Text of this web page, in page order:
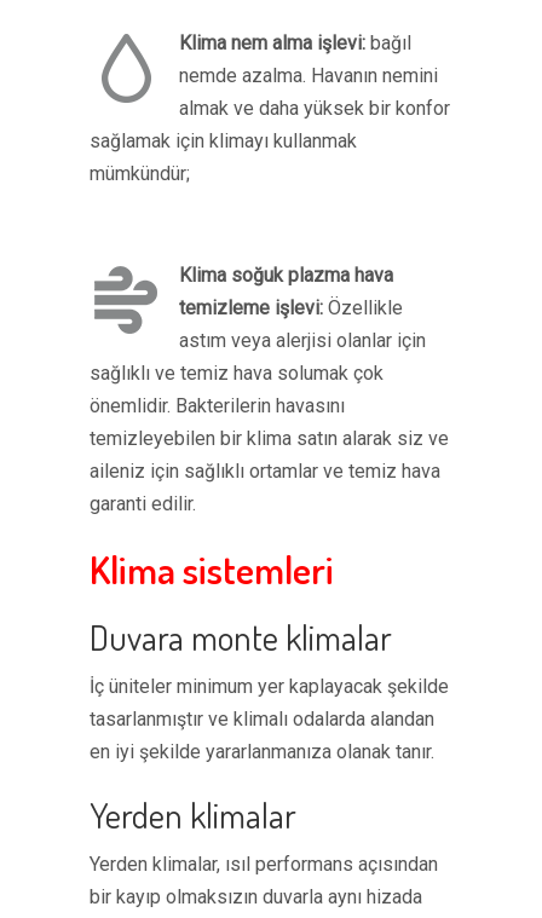
Klima nem alma işlevi: bağıl
nemde azalma. Havanın nemini
almak ve daha yüksek bir konfor
sağlamak için klimayı kullanmak
mümkündür;
Klima soğuk plazma hava
temizleme işlevi: Özellikle
astım veya alerjisi olanlar için
sağlıklı ve temiz hava solumak çok
önemlidir. Bakterilerin havasını
temizleyebilen bir klima satın alarak siz ve
aileniz için sağlıklı ortamlar ve temiz hava
garanti edilir.
Klima sistemleri
Duvara monte klimalar
İç üniteler minimum yer kaplayacak şekilde
tasarlanmıştır ve klimalı odalarda alandan
en iyi şekilde yararlanmanıza olanak tanır.
Yerden klimalar
Yerden klimalar, ısıl performans açısından
bir kayıp olmaksızın duvarla aynı hizada